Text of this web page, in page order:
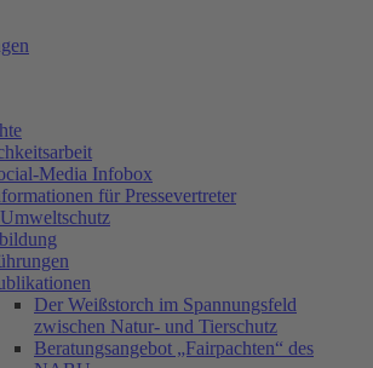
Media Infobox
für Pressevertreter
Der Weißstorch im Spannungsfeld
zwischen Natur- und Tierschutz
Beratungsangebot „Fairpachten“ des